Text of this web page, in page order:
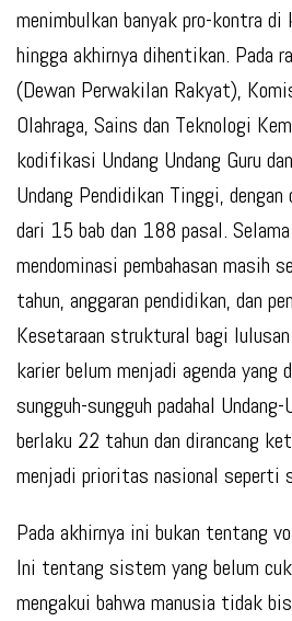
menimbulkan banyak pro-kontra di
hingga akhirnya dihentikan. Pada
(Dewan Perwakilan Rakyat),
Olahraga, Sains dan Teknologi
kodifikasi Undang Undang Guru
Undang Pendidikan Tinggi,
dari 15 bab dan 188 pasal.
mendominasi pembahasan masih
tahun, anggaran pendidikan, dan
Kesetaraan struktural bagi
karier belum menjadi agenda yang
sungguh-sungguh padahal
berlaku 22 tahun dan dirancang
menjadi prioritas nasional seperti
Pada akhirnya ini bukan tentang
Ini tentang sistem yang belum
mengakui bahwa manusia tidak